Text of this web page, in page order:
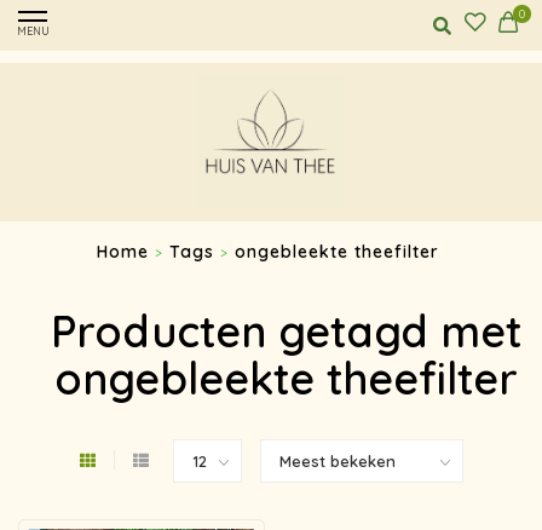
MENU
0
Home > Tags > ongebleekte theefilter
Producten getagd met
ongebleekte theefilter